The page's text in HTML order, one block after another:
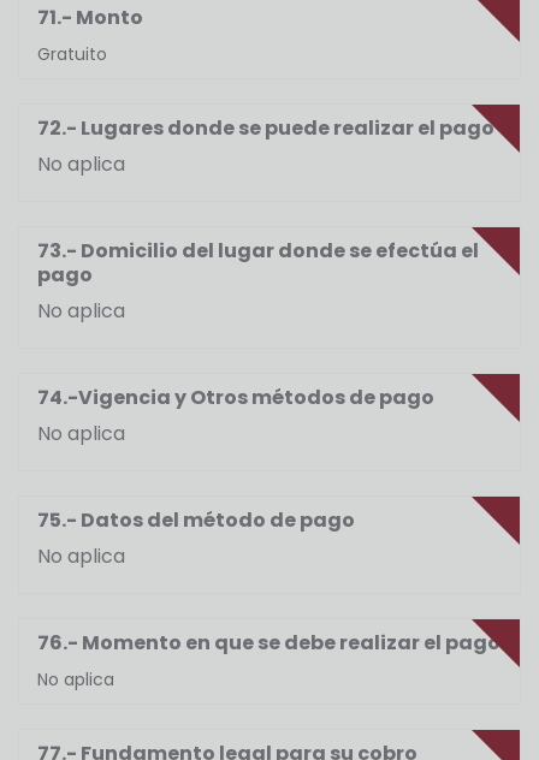
71.- Monto
Gratuito
72.- Lugares donde se puede realizar el pago
No aplica
73.- Domicilio del lugar donde se efectúa el
pago
No aplica
74.-Vigencia y Otros métodos de pago
No aplica
75.- Datos del método de pago
No aplica
76.- Momento en que se debe realizar el pago
No aplica
77.- Fundamento legal para su cobro